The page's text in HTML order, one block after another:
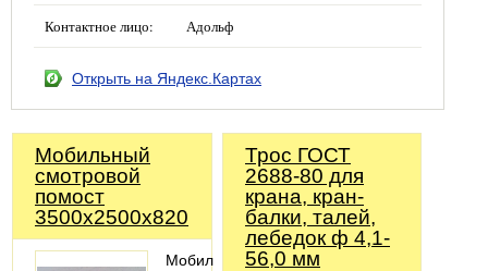
Контактное лицо: Адольф
Открыть на Яндекс.Картах
Мобильный
смотровой
помост
3500х2500х820
Мобильный
Трос ГОСТ
2688-80 для
крана, кран-
балки, талей,
лебедок ф 4,1-
56,0 мм